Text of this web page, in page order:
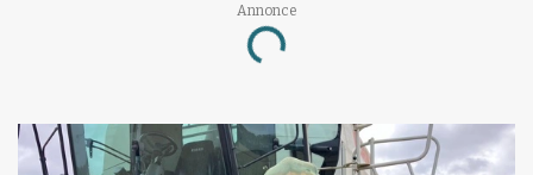
Annonce
Loading...